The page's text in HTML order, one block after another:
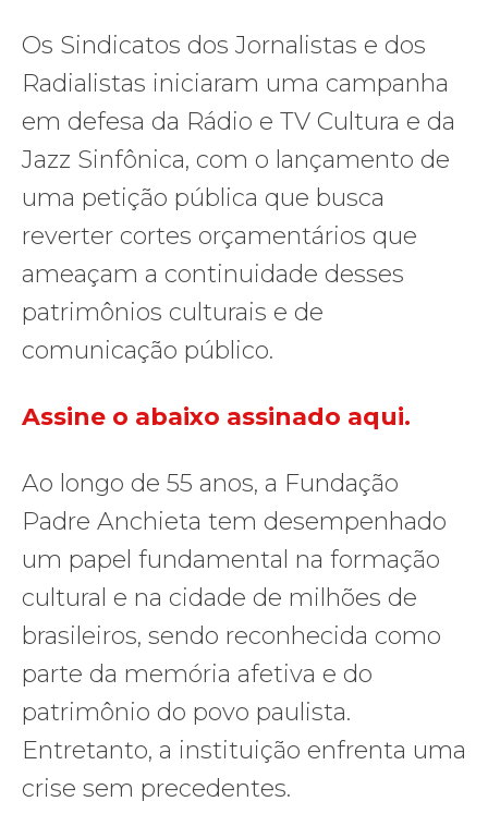
Os Sindicatos dos Jornalistas e dos
Radialistas iniciaram uma campanha
em defesa da Rádio e TV Cultura e da
Jazz Sinfônica, com o lançamento de
uma petição pública que busca
reverter cortes orçamentários que
ameaçam a continuidade desses
patrimônios culturais e de
comunicação público.
Assine o abaixo assinado aqui.
Ao longo de 55 anos, a Fundação
Padre Anchieta tem desempenhado
um papel fundamental na formação
cultural e na cidade de milhões de
brasileiros, sendo reconhecida como
parte da memória afetiva e do
patrimônio do povo paulista.
Entretanto, a instituição enfrenta uma
crise sem precedentes.